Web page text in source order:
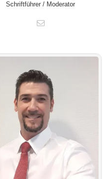
Schriftführer / Moderator